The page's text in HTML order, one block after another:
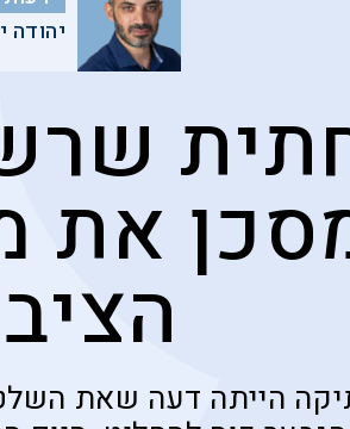
יהודה
את
הייתה דעה שאת